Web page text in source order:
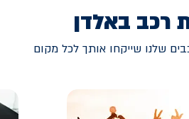
רכב באלדן
שלנו שייקחו אותך לכל מקום